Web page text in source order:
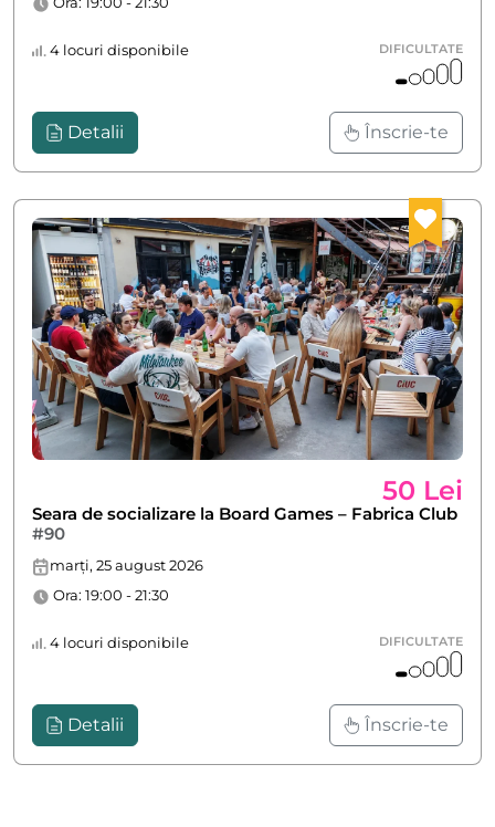
4 locuri disponibile DIFICULTATE
Detalii Înscrie-te
50 Lei
Seara de socializare la Board Games – Fabrica Club
#90
marți, 25 august 2026
Ora: 19:00 - 21:30
4 locuri disponibile DIFICULTATE
Detalii Înscrie-te